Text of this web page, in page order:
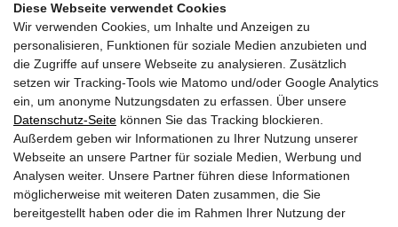
Diese Webseite verwendet Cookies
Wir verwenden Cookies, um Inhalte und Anzeigen zu
personalisieren, Funktionen für soziale Medien anzubieten und
die Zugriffe auf unsere Webseite zu analysieren. Zusätzlich
setzen wir Tracking-Tools wie Matomo und/oder Google Analytics
ein, um anonyme Nutzungsdaten zu erfassen. Über unsere
Datenschutz-Seite können Sie das Tracking blockieren.
Außerdem geben wir Informationen zu Ihrer Nutzung unserer
Webseite an unsere Partner für soziale Medien, Werbung und
Analysen weiter. Unsere Partner führen diese Informationen
möglicherweise mit weiteren Daten zusammen, die Sie
bereitgestellt haben oder die im Rahmen Ihrer Nutzung der
GEMEINDEN
AKTUELLES
PARTNER
LINKS
SITEMAP
IMPRESSUM & DATENSCHUTZ